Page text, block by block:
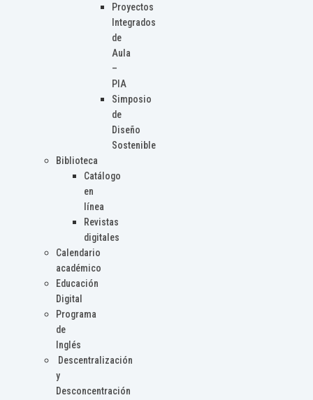
Proyectos
Integrados
de
Aula
–
PIA
Simposio
de
Diseño
Sostenible
Biblioteca
Catálogo
en
línea
Revistas
digitales
Calendario
académico
Educación
Digital
Programa
de
Inglés
Descentralización
y
Desconcentración